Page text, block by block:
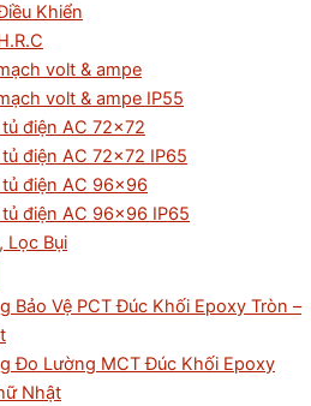
Khiển
volt & ampe
volt & ampe IP55
điện AC 72×72
điện AC 72×72 IP65
điện AC 96×96
điện AC 96×96 IP65
Lọc Bụi
Bảo Vệ PCT Đúc Khối Epoxy Tròn –
Đo Lường MCT Đúc Khối Epoxy
Nhật